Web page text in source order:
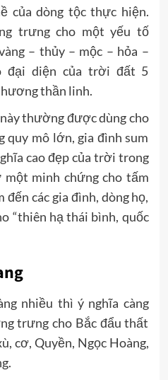
của dòng tộc thực hiện.
trưng cho một yếu tố
– thủy – mộc – hỏa –
đại diện của trời đất 5
thần linh.
thường được dùng cho
quy mô lớn, gia đình sum
cao đẹp của trời trong
một minh chứng cho tấm
các gia đình, dòng họ,
“thiên hạ thái bình, quốc
nhiều thì ý nghĩa càng
trưng cho Bắc đẩu thất
cơ, Quyền, Ngọc Hoàng,